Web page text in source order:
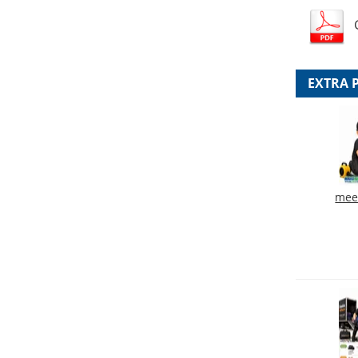
EXTRA